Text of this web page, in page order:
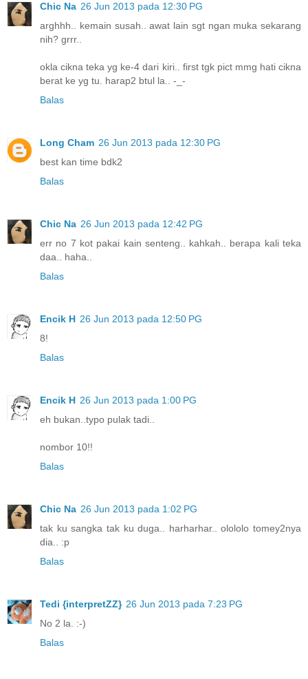
Chic Na 26 Jun 2013 pada 12:30 PG
arghhh.. kemain susah.. awat lain sgt ngan muka sekarang
nih? grrr..
okla cikna teka yg ke-4 dari kiri.. first tgk pict mmg hati cikna
berat ke yg tu. harap2 btul la.. -_-
Balas
Long Cham 26 Jun 2013 pada 12:30 PG
best kan time bdk2
Balas
Chic Na 26 Jun 2013 pada 12:42 PG
err no 7 kot pakai kain senteng.. kahkah.. berapa kali teka
daa.. haha..
Balas
Encik H 26 Jun 2013 pada 12:50 PG
8!
Balas
Encik H 26 Jun 2013 pada 1:00 PG
eh bukan..typo pulak tadi..
nombor 10!!
Balas
Chic Na 26 Jun 2013 pada 1:02 PG
tak ku sangka tak ku duga.. harharhar.. olololo tomey2nya
dia.. :p
Balas
Tedi {interpretZZ} 26 Jun 2013 pada 7:23 PG
No 2 la. :-)
Balas